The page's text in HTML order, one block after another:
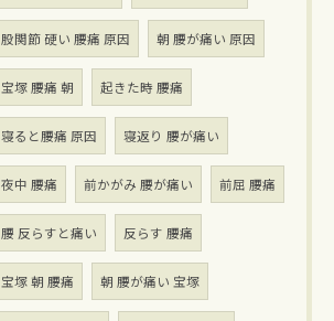
股関節 硬い 腰痛 原因 朝 腰が痛い 原因
宝塚 腰痛 朝 起きた時 腰痛
寝ると腰痛 原因 寝返り 腰が痛い
夜中 腰痛 前かがみ 腰が痛い 前屈 腰痛
腰 反らすと痛い 反らす 腰痛
宝塚 朝 腰痛 朝 腰が痛い 宝塚